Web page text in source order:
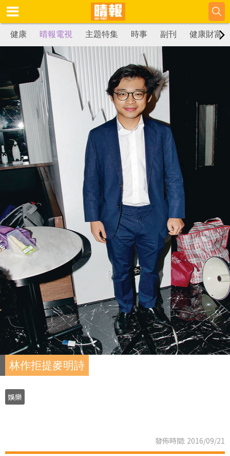
健康 晴報電視 主題特集 時事 副刊 健康財富
林作拒提麥明詩
娛樂
發佈時間: 2016/09/21